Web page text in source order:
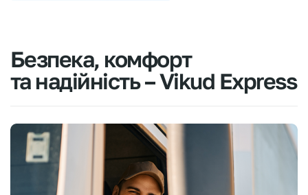
Безпека, комфорт
та надійність –Vikud Express